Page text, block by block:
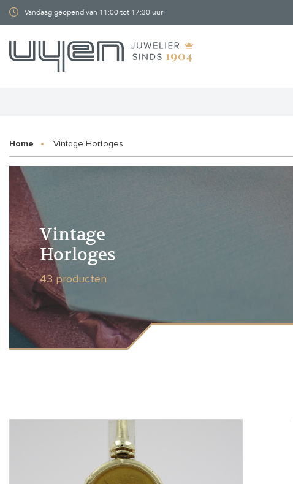
Vandaag geopend van 11:00 tot 17:30 uur
Home Vintage Horloges
Vintage
Horloges
43 producten